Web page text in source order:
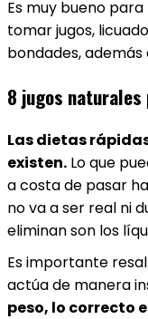
Es muy bueno
tomar jugos,
bondades,
8 jugos naturales
Las dietas
existen. Lo que
a costa de pasar
no va a ser real ni
eliminan son los
Es importante
actúa de manera
peso, lo correcto